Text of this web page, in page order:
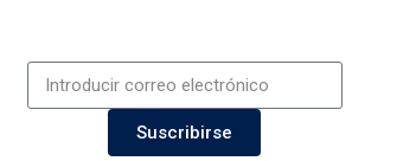
Suscribirse